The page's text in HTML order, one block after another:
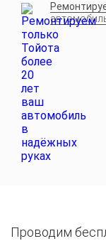
Проводим